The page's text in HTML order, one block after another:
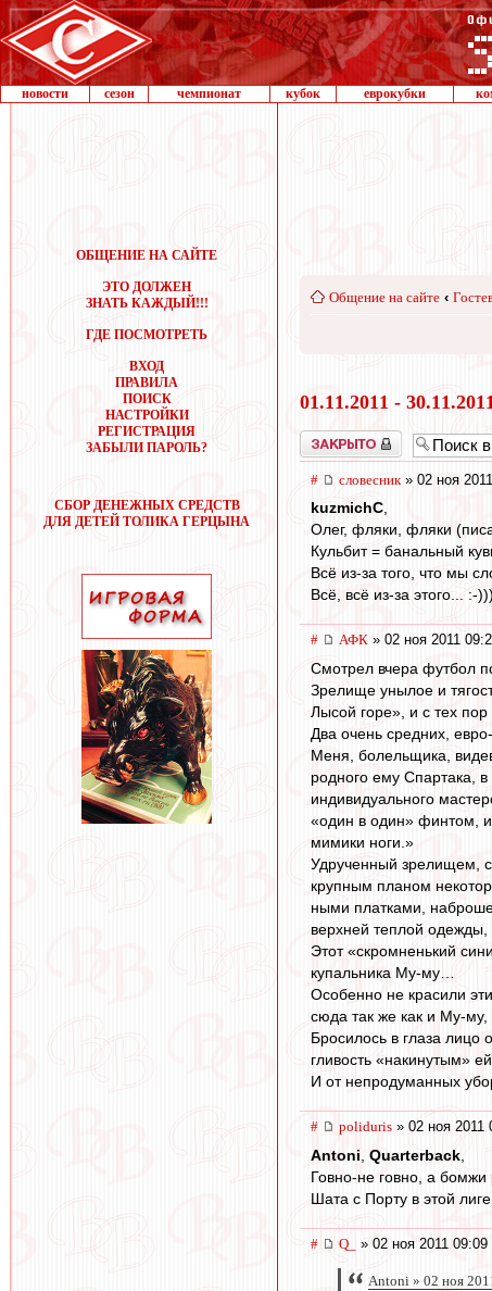
новости сезон чемпионат кубок еврокубки
ОБЩЕНИЕ НА САЙТЕ
ЭТО ДОЛЖЕН
ЗНАТЬ КАЖДЫЙ!!!
ГДЕ ПОСМОТРЕТЬ
ВХОД
ПРАВИЛА
ПОИСК
НАСТРОЙКИ
РЕГИСТРАЦИЯ
ЗАБЫЛИ ПАРОЛЬ?
СБОР ДЕНЕЖНЫХ СРЕДСТВ
ДЛЯ ДЕТЕЙ ТОЛИКА ГЕРЦЫНА
Общение на сайте ‹
01.11.2011 -
Закрыто
# словесник » 02 ноя
kuzmichC,
Олег, фляки, фляки
Кульбит = банальный
Всё из-за того, что мы
Всё, всё из-за этого... :-)))
# АФК » 02 ноя 2011
Смотрел вчера футбол
Зрелище унылое и
Лысой горе», и с тех
Два очень средних,
Меня, болельщика,
родного ему Спартака,
индивидуального
«один в один» финтом,
мимики ноги.»
Удрученный зрелищем,
крупным планом
ными платками,
верхней теплой
Этот «скромненький
купальника Му-му…
Особенно не красили
сюда так же как и Му-му,
Бросилось в глаза
гливость «накинутым»
И от непродуманных
# poliduris » 02 ноя 2011
Antoni Quarterback
Говно-не говно, а бомжи
Шата с Порту в этой
# Q_ » 02 ноя 2011 09:09
Antoni » 02 ноя